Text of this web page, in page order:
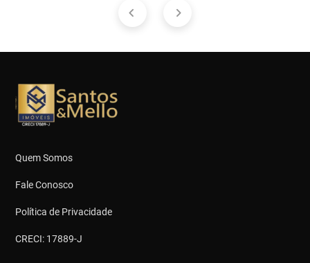
Quem Somos
Fale Conosco
Política de Privacidade
CRECI: 17889-J